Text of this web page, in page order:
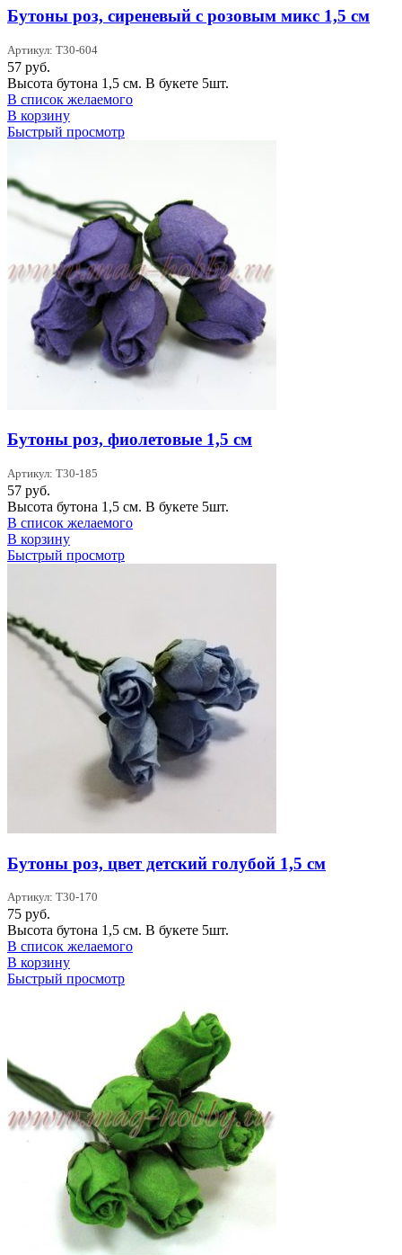
Бутоны роз, сиреневый с розовым микс 1,5 см
Артикул: T30-604
57 руб.
Высота бутона 1,5 см. В букете 5шт.
В список желаемого
В корзину
Быстрый просмотр
Бутоны роз, фиолетовые 1,5 см
Артикул: T30-185
57 руб.
Высота бутона 1,5 см. В букете 5шт.
В список желаемого
В корзину
Быстрый просмотр
Бутоны роз, цвет детский голубой 1,5 см
Артикул: T30-170
75 руб.
Высота бутона 1,5 см. В букете 5шт.
В список желаемого
В корзину
Быстрый просмотр